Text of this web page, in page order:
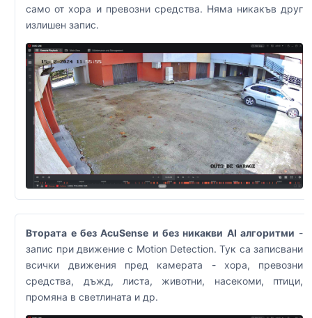
само от хора и превозни средства. Няма никакъв друг
излишен запис.
Втората е без AcuSense и без никакви AI алгоритми -
запис при движение с Motion Detection. Тук са записвани
всички движения пред камерата - хора, превозни
средства, дъжд, листа, животни, насекоми, птици,
промяна в светлината и др.